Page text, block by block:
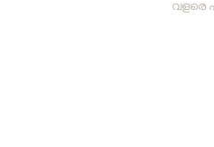
വളരെ